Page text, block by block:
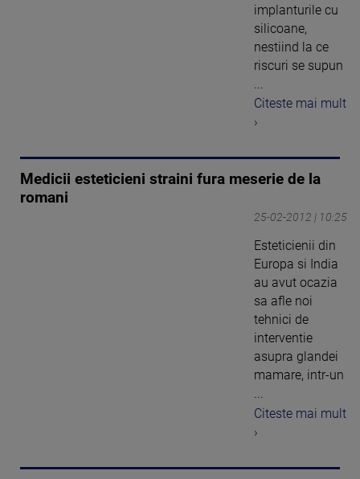
implanturile cu
silicoane,
nestiind la ce
riscuri se supun
Citeste mai mult
›
Medicii esteticieni straini fura meserie de la
romani
25-02-2012 | 10:25
Esteticienii din
Europa si India
au avut ocazia
sa afle noi
tehnici de
interventie
asupra glandei
mamare, intr-un
...
Citeste mai mult
›